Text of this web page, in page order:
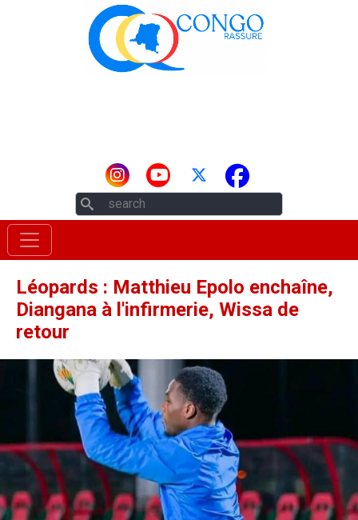
Aller au contenu principal
Léopards : Matthieu Epolo enchaîne,
Diangana à l'infirmerie, Wissa de
retour